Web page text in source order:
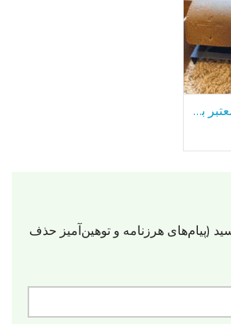
Unitime Breitling معتبر با دستبند فولادی w / جعبه و مقالات
(پیام‌های هرزنامه‌ و توهین‌آمیز حذف